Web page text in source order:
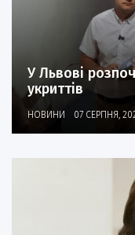
У Львові
укриттів
НОВИНИ 07 СЕРПНЯ,